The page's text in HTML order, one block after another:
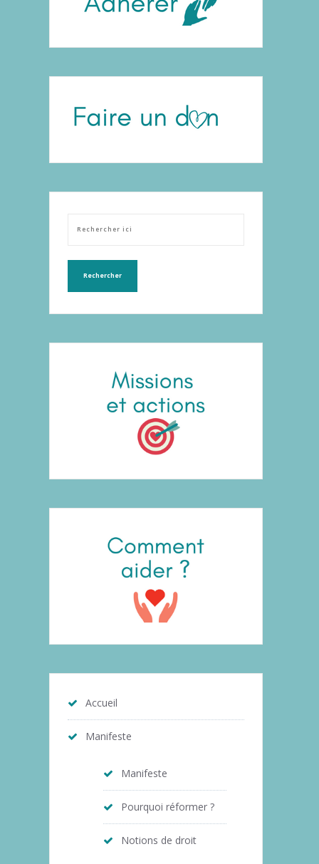
Accueil
Manifeste
Manifeste
Pourquoi réformer ?
Notions de droit